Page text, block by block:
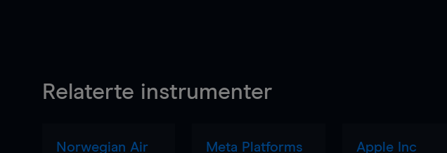
Relaterte instrumenter
Norwegian Air
Meta Platforms
Apple Inc